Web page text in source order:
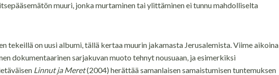
muuri, jonka murtaminen tai ylittäminen ei tunnu mahdolliselta
tekeillä on uusi albumi, tällä kertaa muurin jakamasta Jerusalemista. Viime aikoina
dokumentaarinen sarjakuvan muoto tehnyt nousuaan, ja esimerkiksi
Linnut ja Meret(2004) herättää samanlaisen samaistumisen tuntemuksen